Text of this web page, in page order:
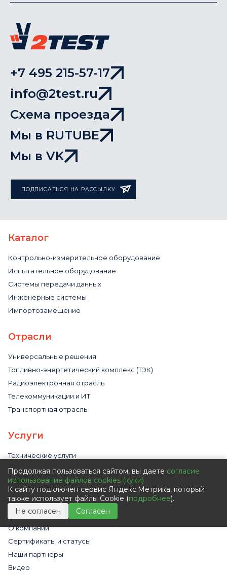
+7 495 215-57-17
info@2test.ru
Схема проезда
Мы в RUTUBE
Мы в VK
ПОДПИСАТЬСЯ НА РАССЫЛКУ
Каталог
Контрольно-измерительное оборудование
Испытательное оборудование
Системы передачи данных
Инженерные системы
Импортозамещение
Отрасли
Универсальные решения
Топливно-энергетический комплекс (ТЭК)
Радиоэлектронная отрасль
Телекоммуникации и ИТ
Транспортная отрасль
Услуги
Технические услуги
Услуги в области эксплуатации сети
Аренда приборов
Компания
О компании
Сертификаты и статусы
Наши партнеры
Видео
Продолжая пользоваться сайтом, вы даете согласие
использование файлов cookies (куки)
К сайту подключен сервис Яндекс.Метрика, который
также использует файлы Cookie (подробнее).
Не согласен
Согласен